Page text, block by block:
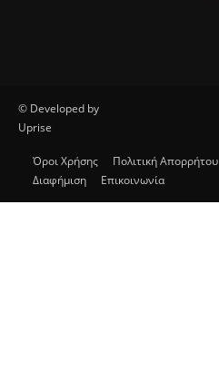
© Developed by
Uprise
Όροι Χρήσης
Πολιτική Απορρήτου
Διαφήμιση
Επικοινωνία